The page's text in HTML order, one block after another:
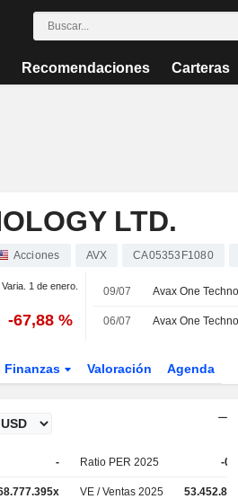
Recomendaciones Carteras
LTD.
Acciones AVX CA05353F1080
Varia. 1 de enero.
-67,88 %
09/07
06/07
Finanzas Valoración Agenda
- Ratio PER 2025 -
VE / Ventas 2025